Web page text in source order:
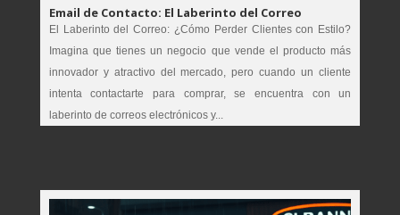
Email de Contacto: El Laberinto del Correo
El Laberinto del Correo: ¿Cómo Perder Clientes con Estilo?
Imagina que tienes un negocio que vende el producto más
innovador y atractivo del mercado, pero cuando un cliente
intenta contactarte para comprar, se encuentra con un
laberinto de correos electrónicos y...